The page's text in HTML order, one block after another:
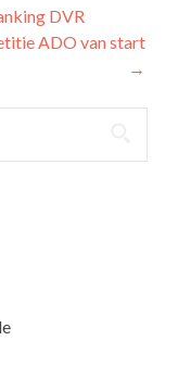
DVR
ADO van start
→